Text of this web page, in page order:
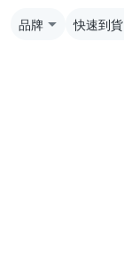
品牌 快速到貨